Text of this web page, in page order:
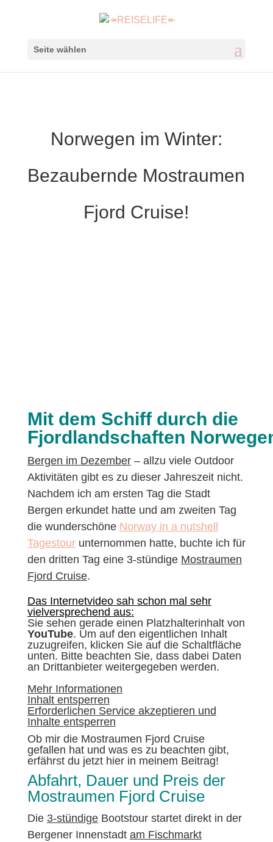
Seite wählen
Norwegen im Winter:
Bezaubernde Mostraumen
Fjord Cruise!
Mit dem Schiff durch die
Fjordlandschaften
Bergen im Dezember– allzu viele Outdoor
Aktivitäten gibt es zu dieser Jahreszeit nicht.
Nachdem ich am ersten Tag die Stadt
Bergen erkundet hatte und am zweiten Tag
die wunderschöne Norway in a nutshell
Tagestourunternommen hatte, buchte ich für
den dritten Tag eine 3-stündige Mostraumen
Fjord Cruise.
Das Internetvideo sah schon mal sehr
vielversprechend aus:
Sie sehen gerade einen Platzhalterinhalt von
YouTube. Um auf den eigentlichen Inhalt
zuzugreifen, klicken Sie auf die Schaltfläche
unten. Bitte beachten Sie, dass dabei Daten
an Drittanbieter weitergegeben werden.
Mehr Informationen
Inhalt entsperren
Erforderlichen Service akzeptieren und
Inhalte entsperren
Ob mir die Mostraumen Fjord Cruise
gefallen hat und was es zu beachten gibt,
erfährst du jetzt hier in meinem Beitrag!
Abfahrt, Dauer und Preis der
Mostraumen Fjord Cruise
Die 3-stündigeBootstour startet direkt in der
Bergener Innenstadt am Fischmarkt